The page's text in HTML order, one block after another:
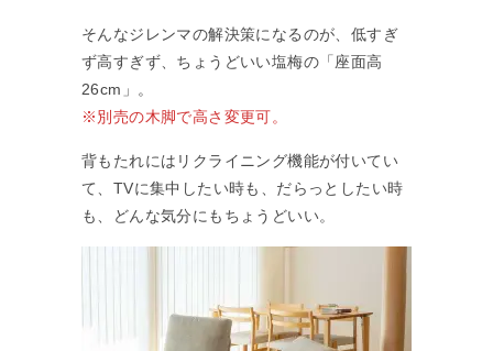
そんなジレンマの解決策になるのが、低すぎ
ず高すぎず、ちょうどいい塩梅の「座面高
26cm」。
※別売の木脚で高さ変更可。
背もたれにはリクライニング機能が付いてい
て、TVに集中したい時も、だらっとしたい時
も、どんな気分にもちょうどいい。